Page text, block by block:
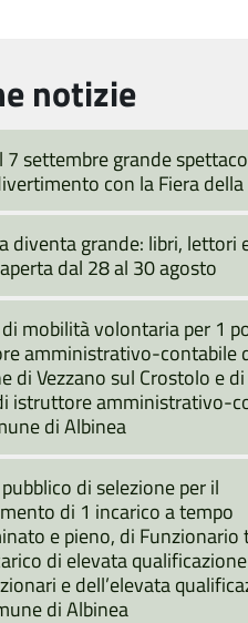
notizie
7 settembre grande
con la Fiera della
diventa grande: libri, lettori
dal 28 al 30 agosto
mobilità volontaria per 1
amministrativo-contabile
di Vezzano sul Crostolo e di
istruttore amministrativo-
di Albinea
di selezione per il
di 1 incarico a tempo
e pieno, di Funzionario
di elevata
e dell’elevata
di Albinea